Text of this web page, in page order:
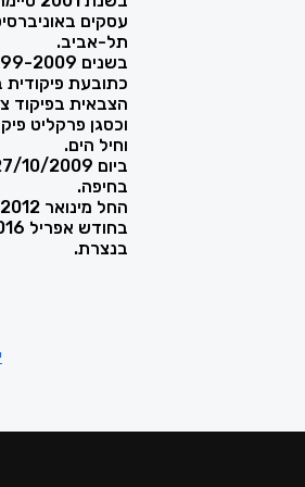
עסקים
תל-אביב.
כתובעת פיקודית
הצבאית בפיקוד
וכסגן פרקליט
וחיל הים.
בחיפה.
החל מינואר 2012 מכהנת כשופטת בית משפט השלום בנצרת.
בנצרת.